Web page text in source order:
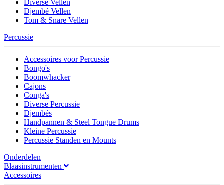
Diverse Vellen
Djembé Vellen
Tom & Snare Vellen
Percussie
Accessoires voor Percussie
Bongo's
Boomwhacker
Cajons
Conga's
Diverse Percussie
Djembés
Handpannen & Steel Tongue Drums
Kleine Percussie
Percussie Standen en Mounts
Onderdelen
Blaasinstrumenten
Accessoires